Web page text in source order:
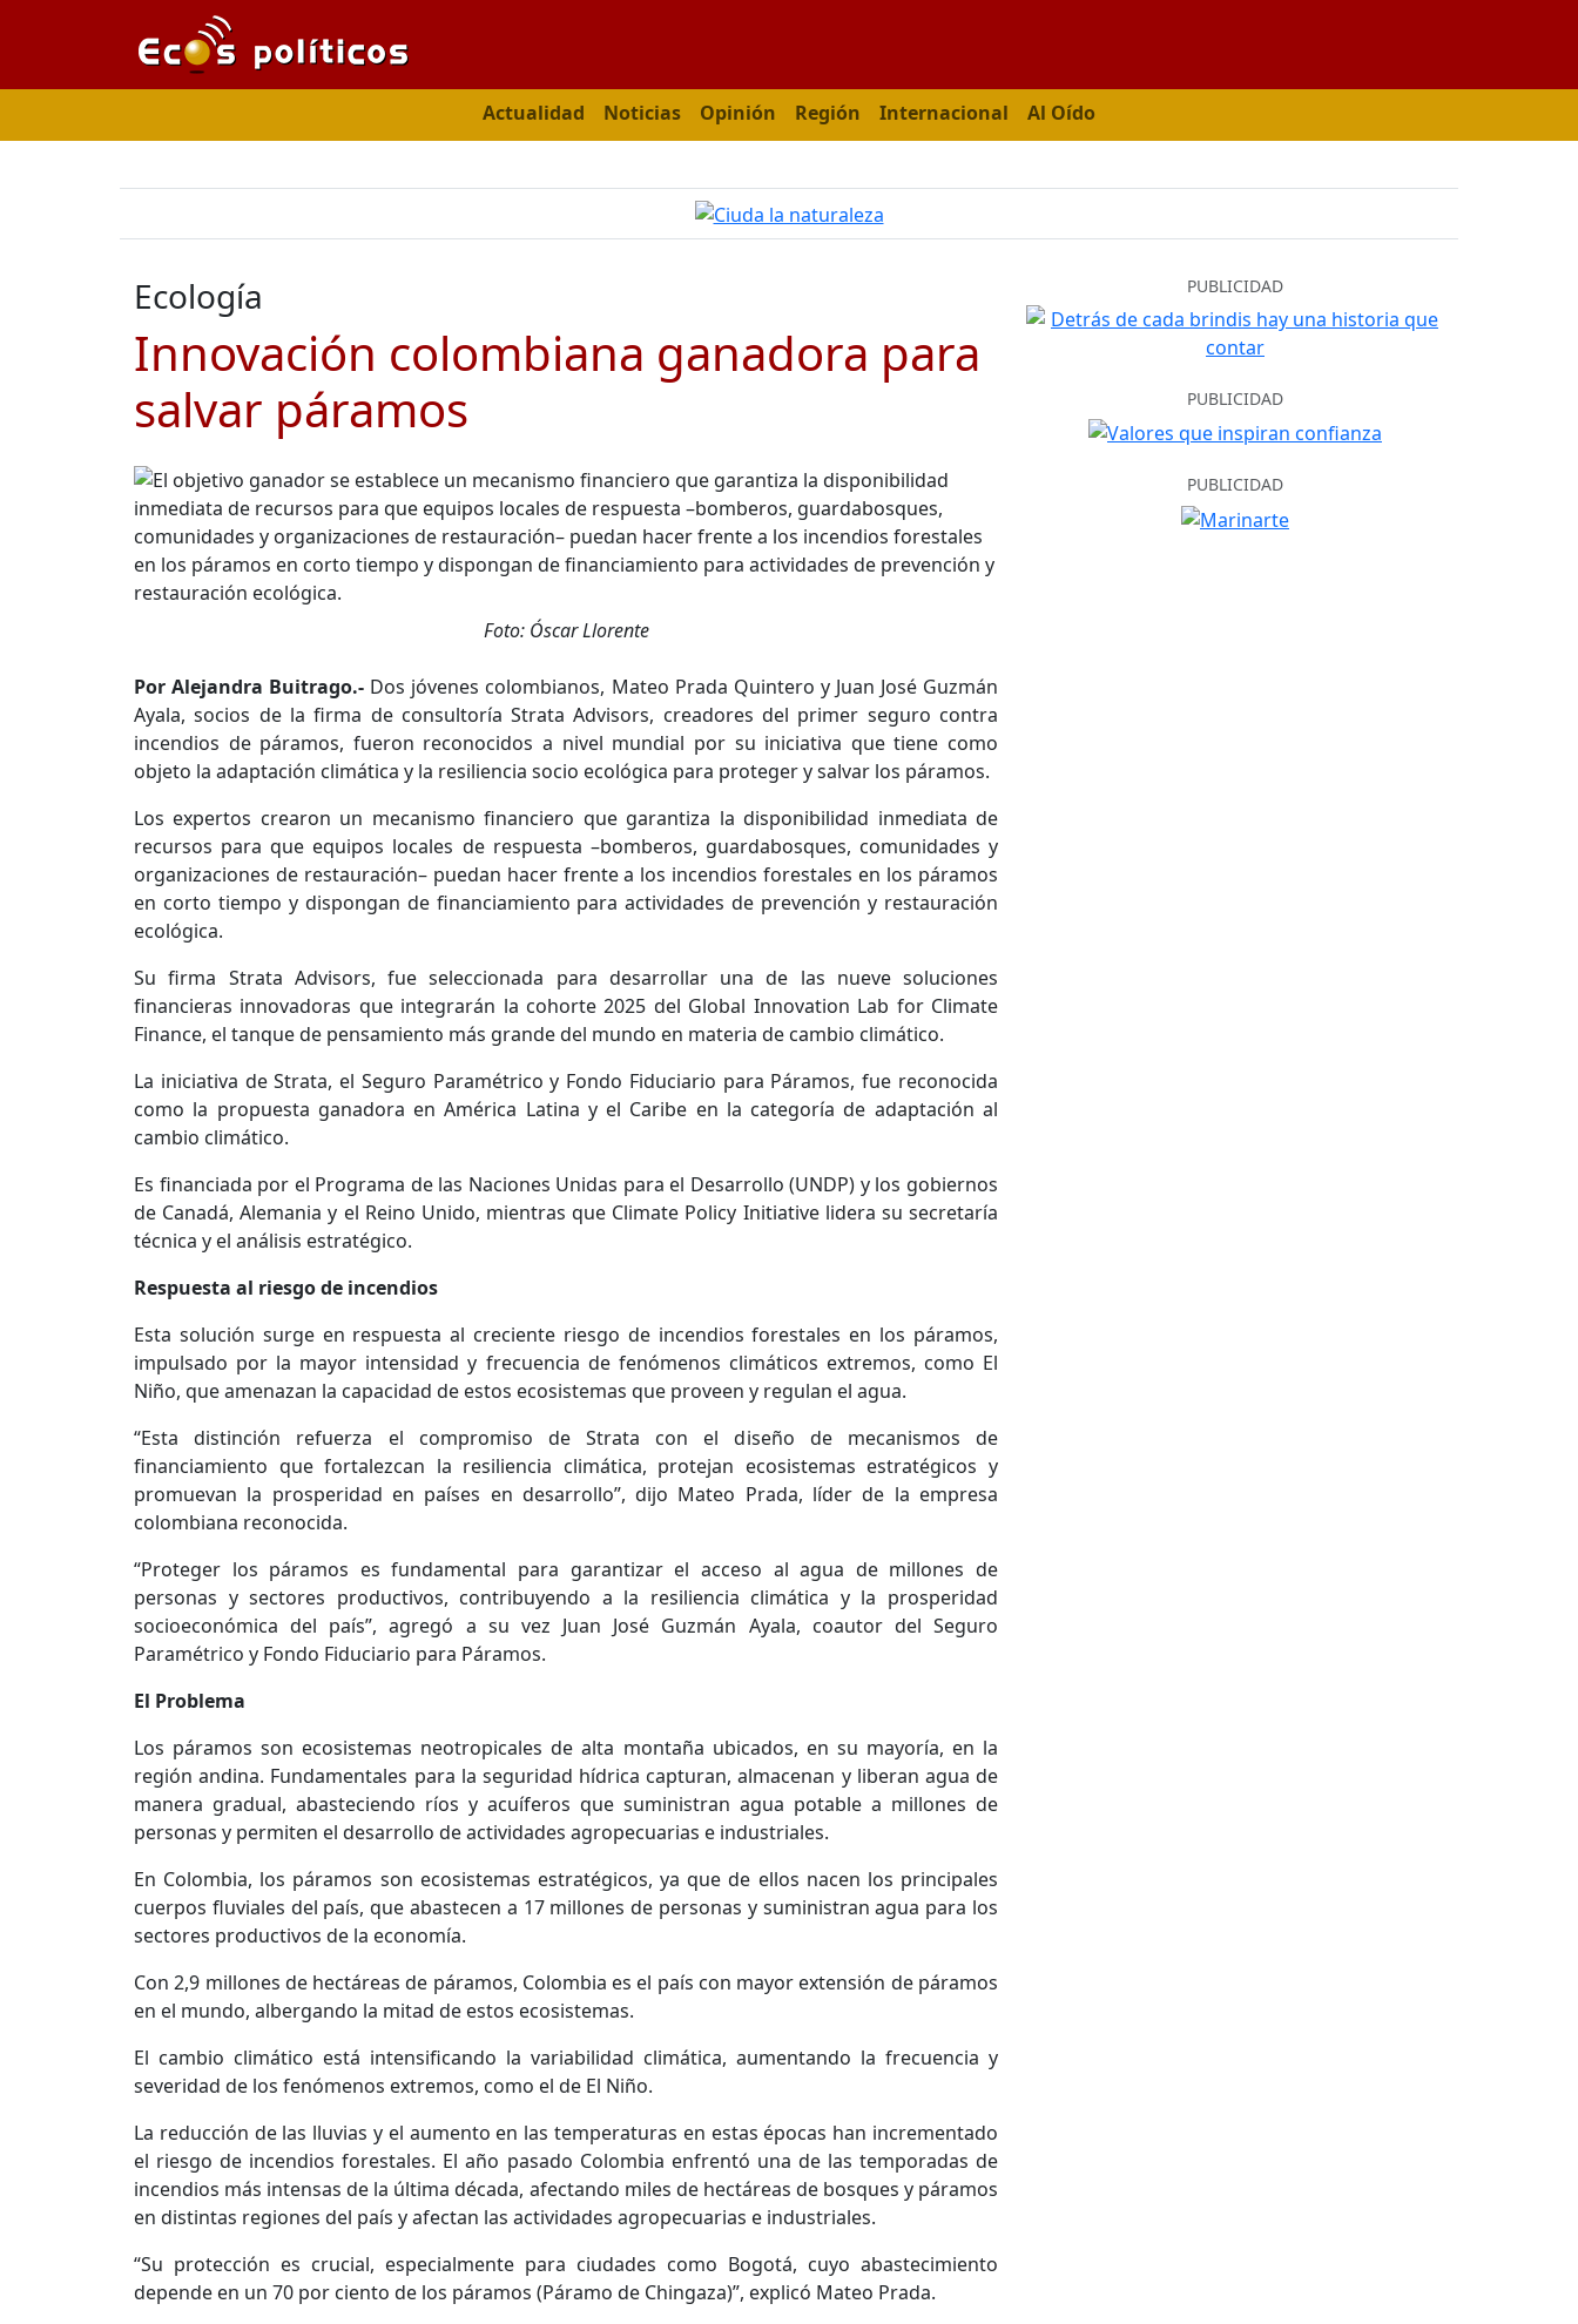
Actualidad Noticias Opinión Región Internacional Al Oído
Ecología
Innovación colombiana ganadora para
salvar páramos
Foto: Óscar Llorente
Por Alejandra Buitrago.- Dos jóvenes colombianos, Mateo Prada Quintero y Juan José Guzmán
Ayala, socios de la firma de consultoría Strata Advisors, creadores del primer seguro contra
incendios de páramos, fueron reconocidos a nivel mundial por su iniciativa que tiene como
objeto la adaptación climática y la resiliencia socio ecológica para proteger y salvar los páramos.
Los expertos crearon un mecanismo financiero que garantiza la disponibilidad inmediata de
recursos para que equipos locales de respuesta –bomberos, guardabosques, comunidades y
organizaciones de restauración– puedan hacer frente a los incendios forestales en los páramos
en corto tiempo y dispongan de financiamiento para actividades de prevención y restauración
ecológica.
Su firma Strata Advisors, fue seleccionada para desarrollar una de las nueve soluciones
financieras innovadoras que integrarán la cohorte 2025 del Global Innovation Lab for Climate
Finance, el tanque de pensamiento más grande del mundo en materia de cambio climático.
La iniciativa de Strata, el Seguro Paramétrico y Fondo Fiduciario para Páramos, fue reconocida
como la propuesta ganadora en América Latina y el Caribe en la categoría de adaptación al
cambio climático.
Es financiada por el Programa de las Naciones Unidas para el Desarrollo (UNDP) y los gobiernos
de Canadá, Alemania y el Reino Unido, mientras que Climate Policy Initiative lidera su secretaría
técnica y el análisis estratégico.
Respuesta al riesgo de incendios
Esta solución surge en respuesta al creciente riesgo de incendios forestales en los páramos,
impulsado por la mayor intensidad y frecuencia de fenómenos climáticos extremos, como El
Niño, que amenazan la capacidad de estos ecosistemas que proveen y regulan el agua.
“Esta distinción refuerza el compromiso de Strata con el diseño de mecanismos de
financiamiento que fortalezcan la resiliencia climática, protejan ecosistemas estratégicos y
promuevan la prosperidad en países en desarrollo”, dijo Mateo Prada, líder de la empresa
colombiana reconocida.
“Proteger los páramos es fundamental para garantizar el acceso al agua de millones de
personas y sectores productivos, contribuyendo a la resiliencia climática y la prosperidad
socioeconómica del país”, agregó a su vez Juan José Guzmán Ayala, coautor del Seguro
Paramétrico y Fondo Fiduciario para Páramos.
El Problema
Los páramos son ecosistemas neotropicales de alta montaña ubicados, en su mayoría, en la
región andina. Fundamentales para la seguridad hídrica capturan, almacenan y liberan agua de
manera gradual, abasteciendo ríos y acuíferos que suministran agua potable a millones de
personas y permiten el desarrollo de actividades agropecuarias e industriales.
En Colombia, los páramos son ecosistemas estratégicos, ya que de ellos nacen los principales
cuerpos fluviales del país, que abastecen a 17 millones de personas y suministran agua para los
sectores productivos de la economía.
Con 2,9 millones de hectáreas de páramos, Colombia es el país con mayor extensión de páramos
en el mundo, albergando la mitad de estos ecosistemas.
El cambio climático está intensificando la variabilidad climática, aumentando la frecuencia y
severidad de los fenómenos extremos, como el de El Niño.
La reducción de las lluvias y el aumento en las temperaturas en estas épocas han incrementado
el riesgo de incendios forestales. El año pasado Colombia enfrentó una de las temporadas de
incendios más intensas de la última década, afectando miles de hectáreas de bosques y páramos
en distintas regiones del país y afectan las actividades agropecuarias e industriales.
“Su protección es crucial, especialmente para ciudades como Bogotá, cuyo abastecimiento
depende en un 70 por ciento de los páramos (Páramo de Chingaza)”, explicó Mateo Prada.
PUBLICIDAD
PUBLICIDAD
PUBLICIDAD